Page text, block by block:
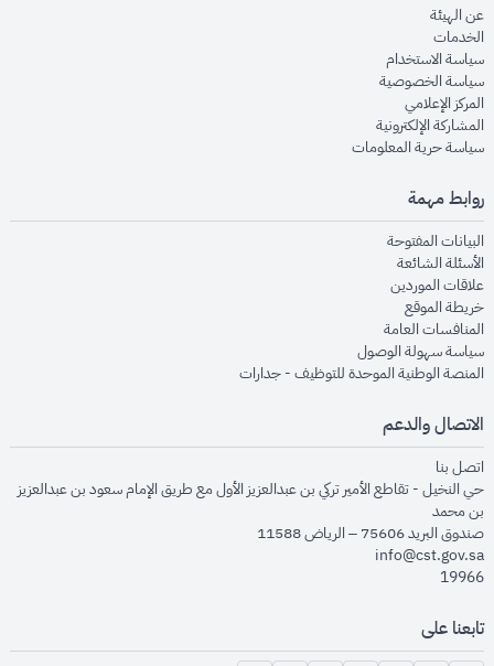
عن الهيئةopens in new window
الخدماتopens in new window
سياسة الاستخدام
سياسة الخصوصيةopens in new window
المركز الإعلاميopens in new window
المشاركة الإلكترونيةopens in new window
سياسة حرية المعلوماتopens in new window
روابط مهمة
البيانات المفتوحةopens in new window
الأسئلة الشائعةopens in new window
علاقات الموردينopens in new window
خريطة الموقعopens in new window
المنافسات العامةopens in new window
سياسة سهولة الوصولopens in new window
المنصة الوطنية الموحدة للتوظيف - جداراتopens in new window
الاتصال والدعم
اتصل بنا
حي النخيل - تقاطع الأمير تركي بن عبدالعزيز الأول مع طريق الإمام سعود بن عبدالعزيز
بن محمد
صندوق البريد 75606 – الرياض 11588
info@cst.gov.sa
19966
تابعنا على